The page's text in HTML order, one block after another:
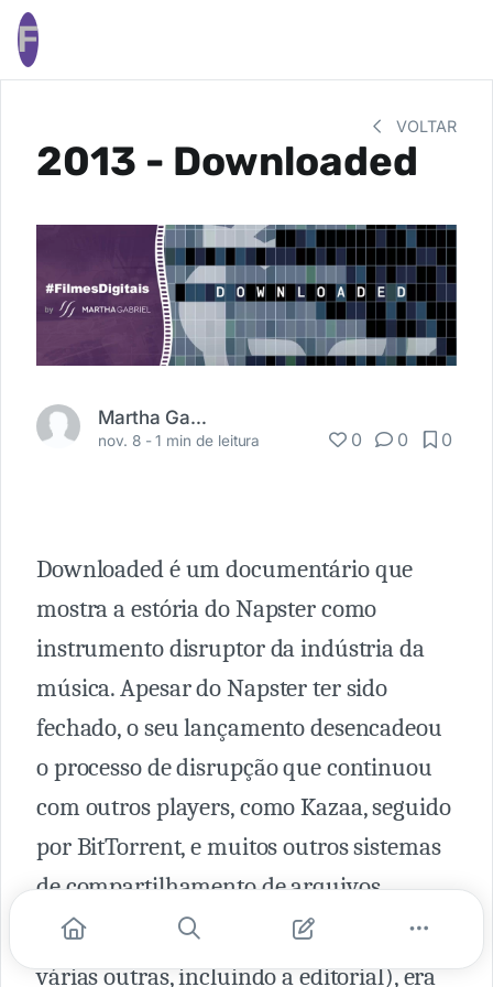
F
VOLTAR
2013 - Downloaded
Martha Gabriel
nov. 8 -1 min de leitura 0 0 0
Downloaded é um documentário que
mostra a estória do Napster como
instrumento disruptor da indústria da
música. Apesar do Napster ter sido
fechado, o seu lançamento desencadeou
o processo de disrupção que continuou
com outros players, como Kazaa, seguido
por BitTorrent, e muitos outros sistemas
de compartilhamento de arquivos.
A lógica da indústria da música (como
várias outras, incluindo a editorial), era